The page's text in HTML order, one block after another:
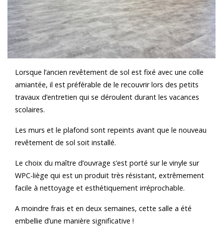
Lorsque l’ancien revêtement de sol est fixé avec une colle
amiantée, il est préférable de le recouvrir lors des petits
travaux d’entretien qui se déroulent durant les vacances
scolaires.
Les murs et le plafond sont repeints avant que le nouveau
revêtement de sol soit installé.
Le choix du maître d’ouvrage s’est porté sur le vinyle sur
WPC-liège qui est un produit très résistant, extrêmement
facile à nettoyage et esthétiquement irréprochable.
A moindre frais et en deux semaines, cette salle a été
embellie d’une manière significative !